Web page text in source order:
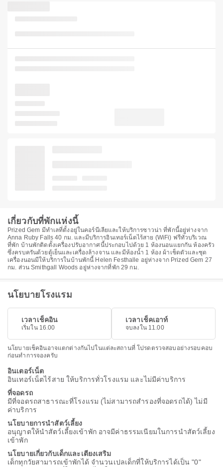
เกี่ยวกับที่พักแห่งนี้
Prized Gem มีทำเลที่ตั้งอยู่ในคอร์นีเลียและให้บริการซาวน่า ที่พักนี้อยู่ห่างจาก
Anna Ruby Falls 40 กม. และมีบริการอินเทอร์เน็ตไร้สาย (WiFi) ฟรีทั่วบริเวณ
ที่พัก บ้านพักติดตั้งเครื่องปรับอากาศนี้ประกอบไปด้วย 1 ห้องนอนแยกกัน ห้องครัว
ซึ่งครบครันด้วยตู้เย็นและเครื่องล้างจาน และมีห้องน้ำ 1 ห้อง ผ้าเช็ดตัวและชุด
เครื่องนอนมีให้บริการในบ้านพักนี้ Helen Festhalle อยู่ห่างจาก Prized Gem 27
กม. ส่วน Smithgall Woods อยู่ห่างจากที่พัก 29 กม.
นโยบายโรงแรม
เวลาเช็คอิน
เริ่มใน 16.00
เวลาเช็คเอาท์
จบลงใน 11.00
นโยบายเช็คอินอาจแตกต่างกันไปในแต่ละสถานที่ โปรดตรวจสอบอย่างรอบคอบ
ก่อนทำการจองครับ
อินเตอร์เน็ต
อินเทอร์เน็ตไร้สาย ให้บริการทั่วโรงแรม และไม่มีค่าบริการ
ที่จอดรถ
มีที่จอดรถสาธารณะที่โรงแรม (ไม่สามารถสำรองที่จอดรถได้) ไม่มี
ค่าบริการ
นโยบายการนำสัตว์เลี้ยง
อนุญาตให้นำสัตว์เลี้ยงเข้าพัก อาจมีค่าธรรมเนียมในการนำสัตว์เลี้ยง
เข้าพัก
นโยบายเกี่ยวกับเด็กและเตียงเสริม
เด็กทุกวัยสามารถเข้าพักได้ จำนวนเปลเด็กที่ให้บริการได้เป็น "0"